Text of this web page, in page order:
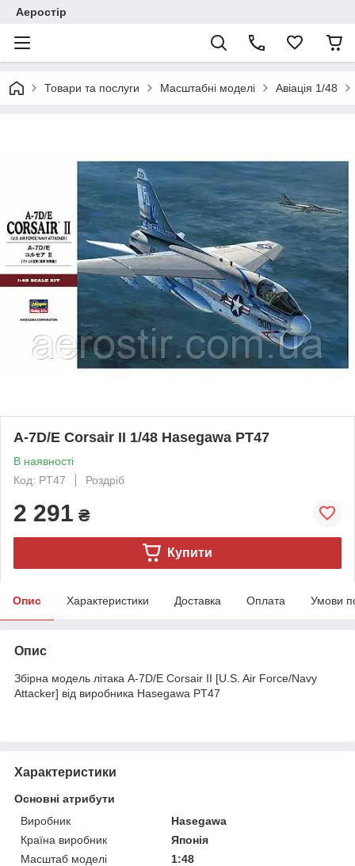
Аеростір
Товари та послуги Масштабні моделі Авіація 1/48
A-7D/E Corsair II 1/48 Hasegawa PT47
В наявності
Код: PT47
Роздріб
2 291 ₴
Купити
Опис Характеристики Доставка Оплата Умови
Опис
Збірна модель літака A-7D/E Corsair II [U.S. Air Force/Navy
Attacker] від виробника Hasegawa PT47
Характеристики
Основні атрибути
Виробник
Hasegawa
Країна виробник
Японія
Масштаб моделі
1:48